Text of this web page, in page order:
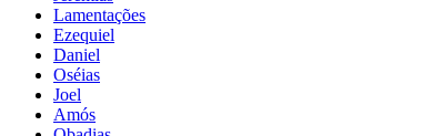
Lamentações
Ezequiel
Daniel
Oséias
Joel
Amós